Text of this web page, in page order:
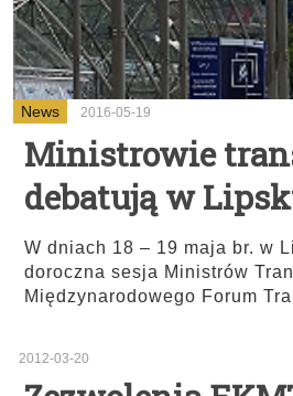
News 2016-05-19
Ministrowie
debatują w
W dniach 18 – 19 maja br. w
doroczna sesja Ministrów
Międzynarodowego Forum
2012-03-20